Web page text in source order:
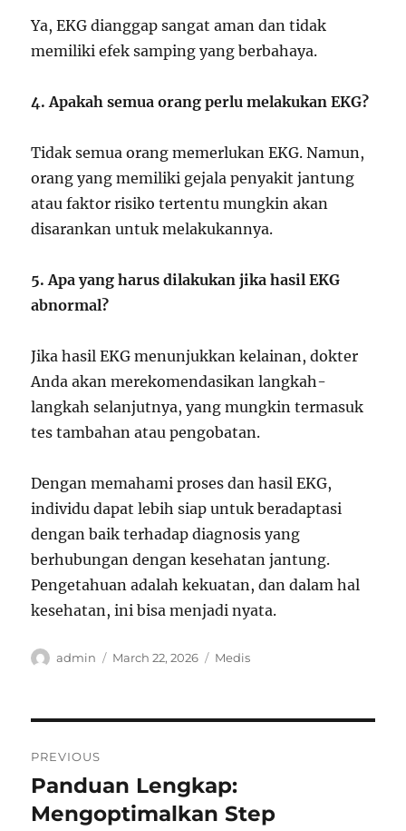
Ya, EKG dianggap sangat aman dan tidak
memiliki efek samping yang berbahaya.
4. Apakah semua orang perlu melakukan EKG?
Tidak semua orang memerlukan EKG. Namun,
orang yang memiliki gejala penyakit jantung
atau faktor risiko tertentu mungkin akan
disarankan untuk melakukannya.
5. Apa yang harus dilakukan jika hasil EKG
abnormal?
Jika hasil EKG menunjukkan kelainan, dokter
Anda akan merekomendasikan langkah-
langkah selanjutnya, yang mungkin termasuk
tes tambahan atau pengobatan.
Dengan memahami proses dan hasil EKG,
individu dapat lebih siap untuk beradaptasi
dengan baik terhadap diagnosis yang
berhubungan dengan kesehatan jantung.
Pengetahuan adalah kekuatan, dan dalam hal
kesehatan, ini bisa menjadi nyata.
Author
admin
Posted
March 22, 2026 Categories
Medis
navigation
PREVIOUS
Previous
post:
Panduan Lengkap:
Mengoptimalkan Step